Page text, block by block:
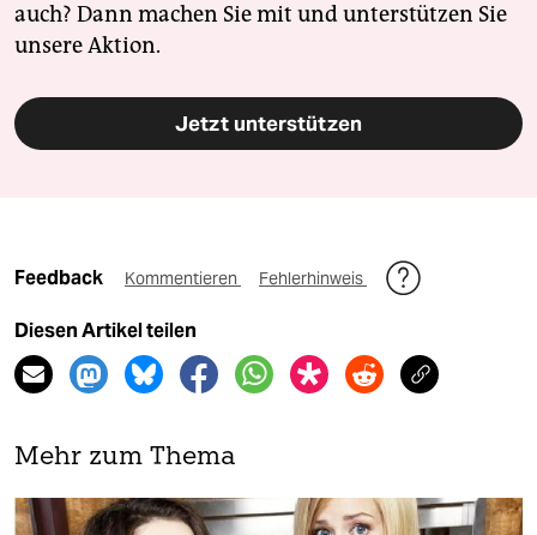
auch? Dann machen Sie mit und unterstützen Sie
unsere Aktion.
Jetzt unterstützen
Feedback Kommentieren Fehlerhinweis
Diesen Artikel teilen
Mehr zum Thema